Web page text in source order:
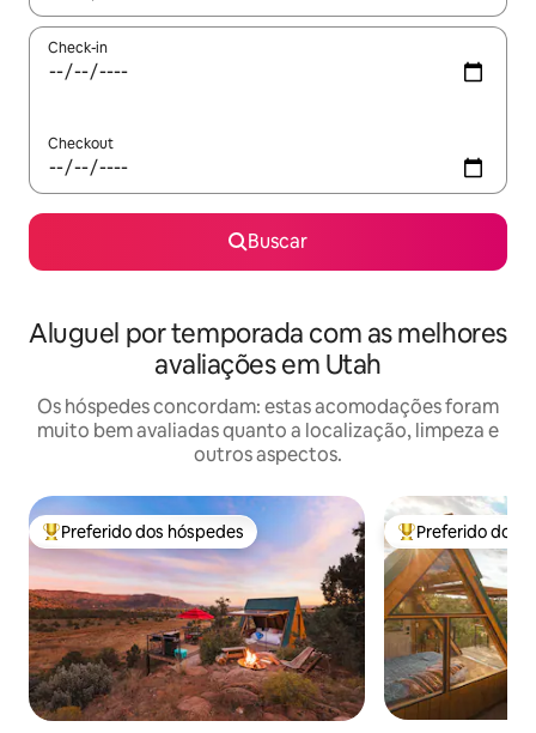
Check-in
Checkout
Buscar
Aluguel por temporada com as melhores
avaliações em Utah
Os hóspedes concordam: estas acomodações foram
muito bem avaliadas quanto a localização, limpeza e
outros aspectos.
Entre os melhores preferidos dos hóspedes
Preferido dos hóspedes Entre os
Preferido dos